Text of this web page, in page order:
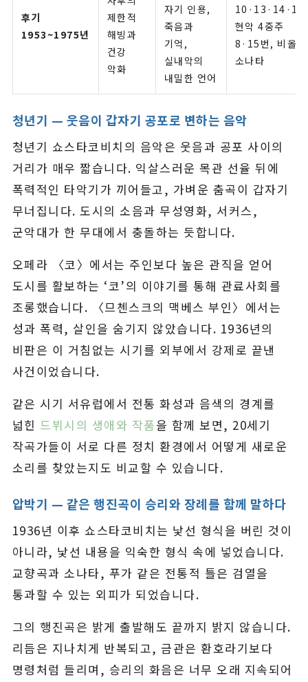
후기
1953~1975년
제한적
해빙과
건강
악화
자기 인용,
죽음과
기억,
실내악의
내밀한 언어
10·13·14·15
현악 4중주
8·15번, 비올라
소나타
청년기 — 웃음이 갑자기 공포로 변하는 음악
청년기 쇼스타코비치의 음악은 웃음과 공포 사이의
거리가 매우 짧습니다. 익살스러운 목관 선율 뒤에
폭력적인 타악기가 끼어들고, 가벼운 춤곡이 갑자기
무너집니다. 도시의 소음과 무성영화, 서커스,
군악대가 한 무대에서 충돌하는 듯합니다.
오페라 〈코〉에서는 주인보다 높은 관직을 얻어
도시를 활보하는 ‘코’의 이야기를 통해 관료사회를
조롱했습니다. 〈므첸스크의 맥베스 부인〉에서는
성과 폭력, 살인을 숨기지 않았습니다. 1936년의
비판은 이 거침없는 시기를 외부에서 강제로 끝낸
사건이었습니다.
같은 시기 서유럽에서 전통 화성과 음색의 경계를
넓힌 드뷔시의 생애와 작품을 함께 보면, 20세기
작곡가들이 서로 다른 정치 환경에서 어떻게 새로운
소리를 찾았는지도 비교할 수 있습니다.
압박기 — 같은 행진곡이 승리와 장례를 함께 말하다
1936년 이후 쇼스타코비치는 낯선 형식을 버린 것이
아니라, 낯선 내용을 익숙한 형식 속에 넣었습니다.
교향곡과 소나타, 푸가 같은 전통적 틀은 검열을
통과할 수 있는 외피가 되었습니다.
그의 행진곡은 밝게 출발해도 끝까지 밝지 않습니다.
리듬은 지나치게 반복되고, 금관은 환호라기보다
명령처럼 들리며, 승리의 화음은 너무 오래 지속되어